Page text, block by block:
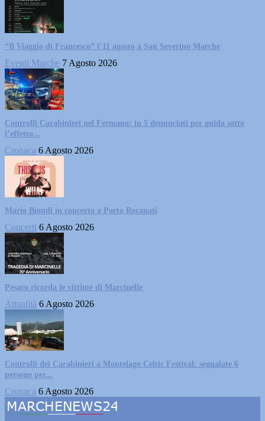
“Il Viaggio di Francesco” l’11 agosto a San Severino Marche
Eventi Marche 7 Agosto 2026
Controlli Carabinieri nel Fermano: in 5 denunciati per guida sotto
l’effetto...
Cronaca 6 Agosto 2026
Mario Biondi in concerto a Porto Recanati
Concerti 6 Agosto 2026
Pesaro ricorda le vittime di Marcinelle
Attualità 6 Agosto 2026
Controlli dei Carabinieri a Montelago Celtic Festival: segnalate 6
persone per...
Cronaca 6 Agosto 2026